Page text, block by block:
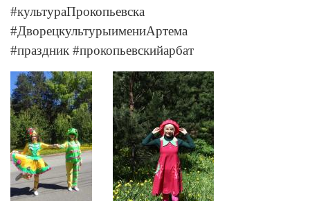
#культураПрокопьевска
#ДворецкультурыимениАртема
#праздник #прокопьевскийарбат